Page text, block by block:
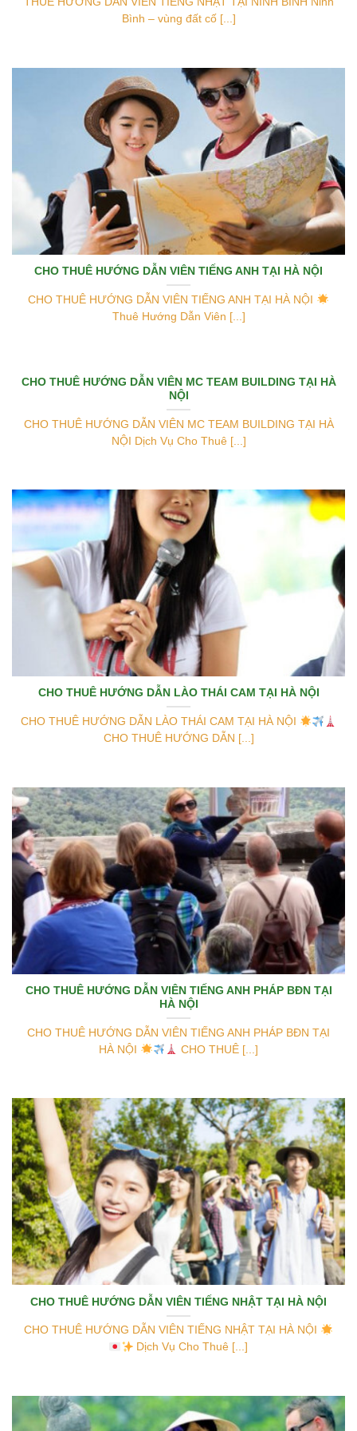
Bình – vùng đất cố [...]
CHO THUÊ HƯỚNG DẪN VIÊN TIẾNG ANH TẠI HÀ NỘI
CHO THUÊ HƯỚNG DẪN VIÊN TIẾNG ANH TẠI HÀ NỘI
Thuê Hướng Dẫn Viên [...]
CHO THUÊ HƯỚNG DẪN VIÊN MC TEAM BUILDING TẠI HÀ
NỘI
CHO THUÊ HƯỚNG DẪN VIÊN MC TEAM BUILDING TẠI HÀ
NỘI Dịch Vụ Cho Thuê [...]
CHO THUÊ HƯỚNG DẪN LÀO THÁI CAM TẠI HÀ NỘI
CHO THUÊ HƯỚNG DẪN LÀO THÁI CAM TẠI HÀ NỘI
CHO THUÊ HƯỚNG DẪN [...]
CHO THUÊ HƯỚNG DẪN VIÊN TIẾNG ANH PHÁP BĐN TẠI
HÀ NỘI
CHO THUÊ HƯỚNG DẪN VIÊN TIẾNG ANH PHÁP BĐN TẠI
HÀ NỘI
CHO THUÊ [...]
CHO THUÊ HƯỚNG DẪN VIÊN TIẾNG NHẬT TẠI HÀ NỘI
CHO THUÊ HƯỚNG DẪN VIÊN TIẾNG NHẬT TẠI HÀ NỘI
Dịch Vụ Cho Thuê [...]